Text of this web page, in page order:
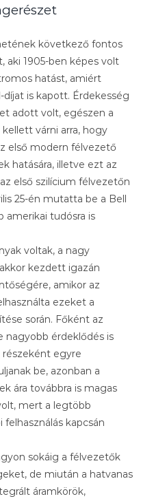
következő fontos
aki 1905-ben képes volt
hatást, amiért
is kapott. Érdekesség
adott volt, egészen a
várni arra, hogy
első modern félvezető
hatására, illetve ezt az
első szilícium félvezetőn
25-én mutatta be a Bell
amerikai tudósra is
voltak, a nagy
kezdett igazán
amikor az
ezeket a
során. Főként az
nagyobb érdeklődés is
egyre
be, azonban a
ára továbbra is magas
mert a legtöbb
kapcsán
sokáig a félvezetők
de miután a hatvanas
áramkörök,